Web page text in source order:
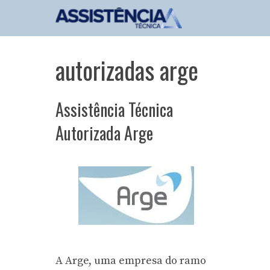
autorizadas arge
Assistência Técnica
Autorizada Arge
A Arge, uma empresa do ramo